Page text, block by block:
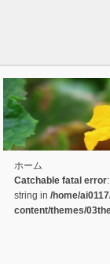
ホーム
Catchable fatal error
string in /home/
content/themes/